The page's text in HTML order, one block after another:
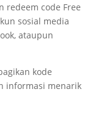
redeem code Free
sosial media
ataupun
kode
informasi menarik